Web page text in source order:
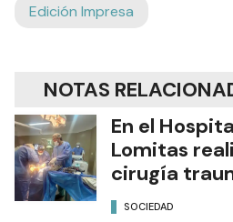
Edición Impresa
NOTAS
En el
Lomitas
cirugía
SOCIEDAD